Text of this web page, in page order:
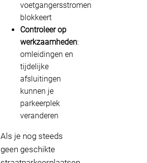
voetgangersstromen
blokkeert
Controleer op
werkzaamheden:
omleidingen en
tijdelijke
afsluitingen
kunnen je
parkeerplek
veranderen
Als je nog steeds
geen geschikte